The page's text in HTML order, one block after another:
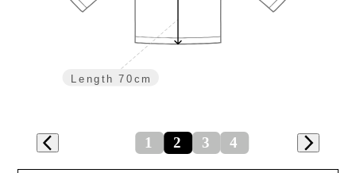
Length 70cm
1 2 3 4